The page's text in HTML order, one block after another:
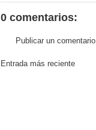
0 comentarios:
Publicar un comentario
Entrada más reciente